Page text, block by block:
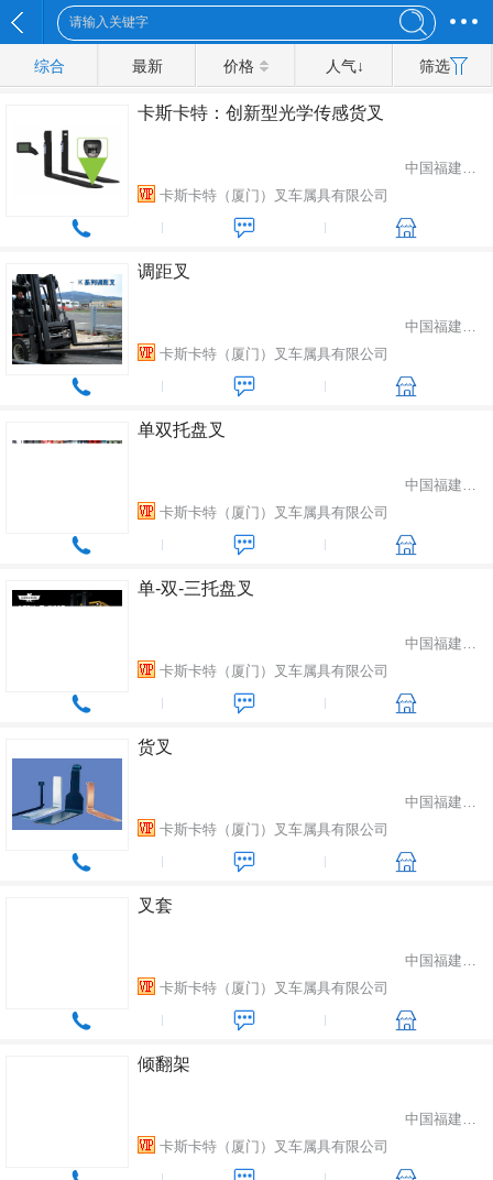
综合 最新 价格 人气↓ 筛选
卡斯卡特：创新型光学传感货叉
中国福建省厦门市
卡斯卡特（厦门）叉车属具有限公司
调距叉
中国福建省厦门市
卡斯卡特（厦门）叉车属具有限公司
单双托盘叉
中国福建省厦门市
卡斯卡特（厦门）叉车属具有限公司
单-双-三托盘叉
中国福建省厦门市
卡斯卡特（厦门）叉车属具有限公司
货叉
中国福建省厦门市
卡斯卡特（厦门）叉车属具有限公司
叉套
中国福建省厦门市
卡斯卡特（厦门）叉车属具有限公司
倾翻架
中国福建省厦门市
卡斯卡特（厦门）叉车属具有限公司